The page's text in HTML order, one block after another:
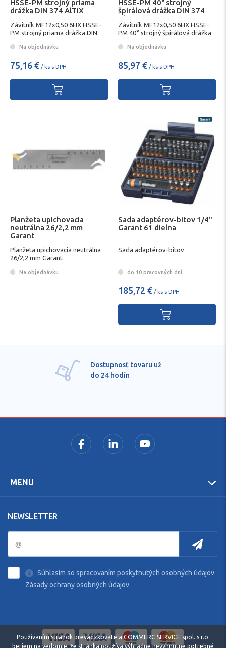
HSSE-PM strojný priama
drážka DIN 374 AlTiX
Závitník MF12x0,50 6HX HSSE-
PM strojný priama drážka DIN
Na objednávku
75,16 € / ks s DPH
HSSE-PM 40° strojný
špirálová drážka DIN 374
AlTiX Garant
Závitník MF12x0,50 6HX HSSE-
PM 40° strojný špirálová drážka
Na objednávku
85,97 € / ks s DPH
Planžeta upichovacia
neutrálna 26/2,2 mm
Garant
Planžeta upichovacia neutrálna
26/2,2 mm Garant
Na objednávku
Sada adaptérov-bitov 1/4"
Garant 61 dielna
Sada adaptérov-bitov
do 10 pracovných dní
185,72 € / ks s DPH
Pre každú položku
technické kvalifikované
MENU
NEWSLETTER
Súhlasím so spracovaním poskytnutých osobných údajov.
Zásady ochrany osobných údajov.
Používaním stránok prevádzkovateľa COMMERC SERVICE spol. s r.o.
beriem na vedomie, že stránka používa výhradne nevyhnutne potrebné